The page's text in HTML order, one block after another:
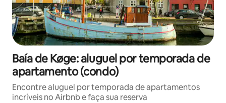
Baía de Køge: aluguel por temporada de
apartamento (condo)
Encontre aluguel por temporada de apartamentos
incríveis no Airbnb e faça sua reserva